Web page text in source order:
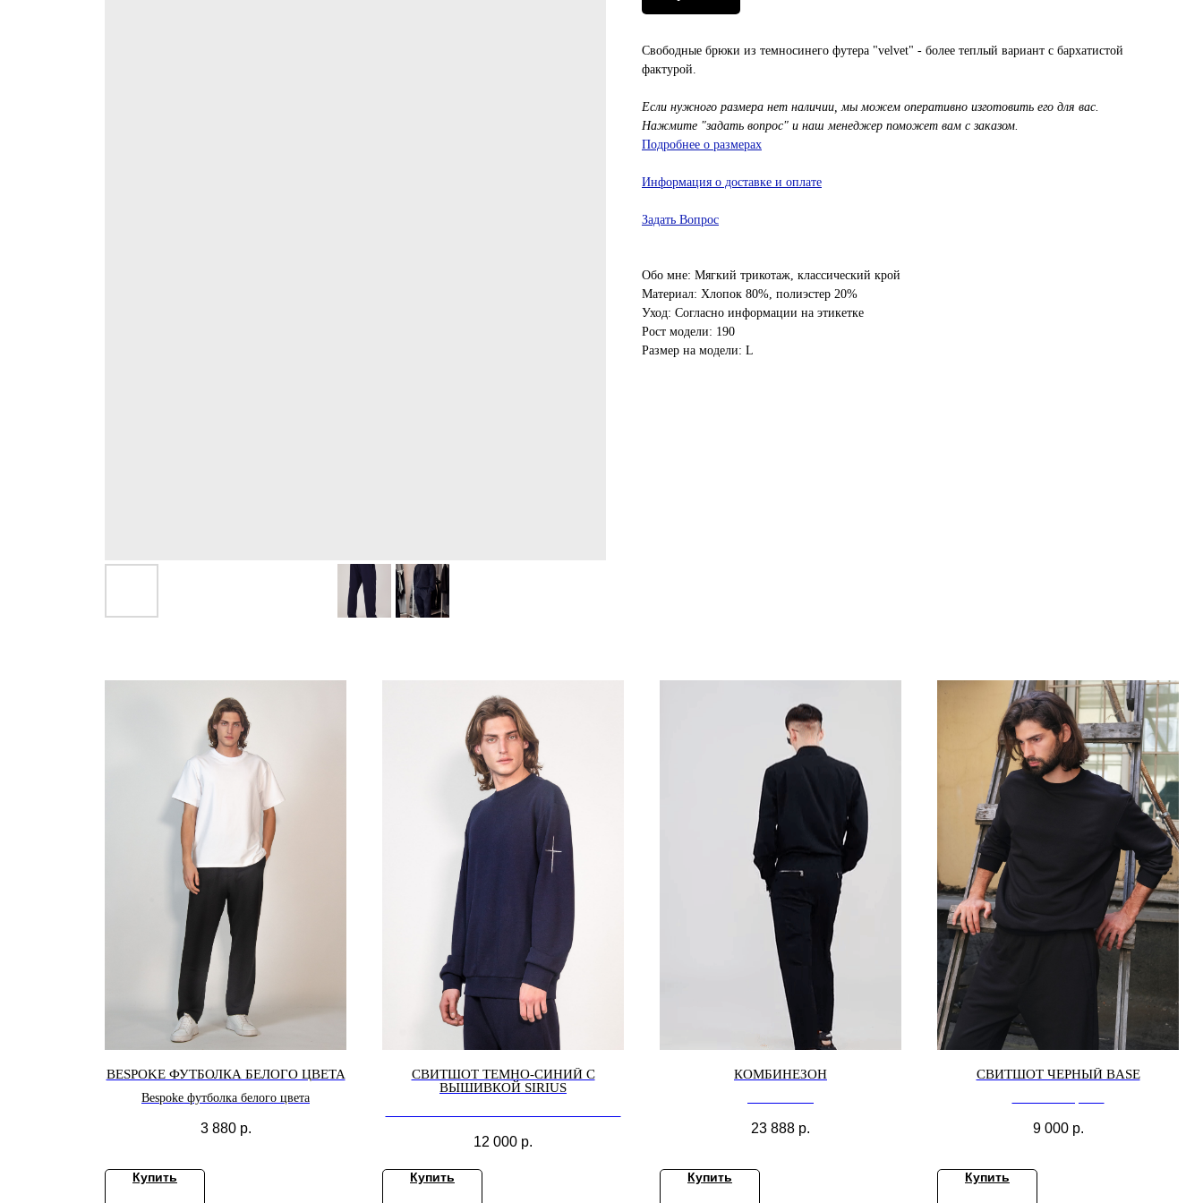
Свободные брюки из темносинего футера "velvet" - более теплый вариант с бархатистой
фактурой.
Если нужного размера нет наличии, мы можем оперативно изготовить его для вас.
Нажмите "задать вопрос" и наш менеджер поможет вам с заказом.
Подробнее о размерах
Информация о доставке и оплате
Задать Вопрос
Обо мне: Мягкий трикотаж, классический крой
Материал: Хлопок 80%, полиэстер 20%
Уход: Согласно информации на этикетке
Рост модели: 190
Размер на модели: L
BESPOKE ФУТБОЛКА БЕЛОГО ЦВЕТА
Bespoke футболка белого цвета
3 880 р.
Купить
СВИТШОТ ТЕМНО-СИНИЙ С
ВЫШИВКОЙ SIRIUS
12 000 р.
Купить
КОМБИНЕЗОН
23 888 р.
Купить
СВИТШОТ ЧЕРНЫЙ BASE
9 000 р.
Купить